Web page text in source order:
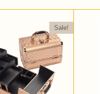
Sale!